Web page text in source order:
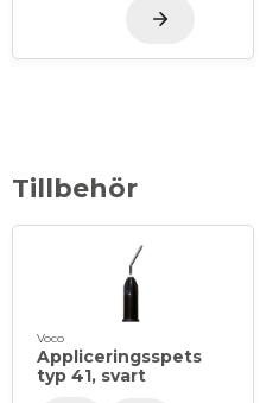
Tillbehör
Voco
Appliceringsspets
typ 41, svart